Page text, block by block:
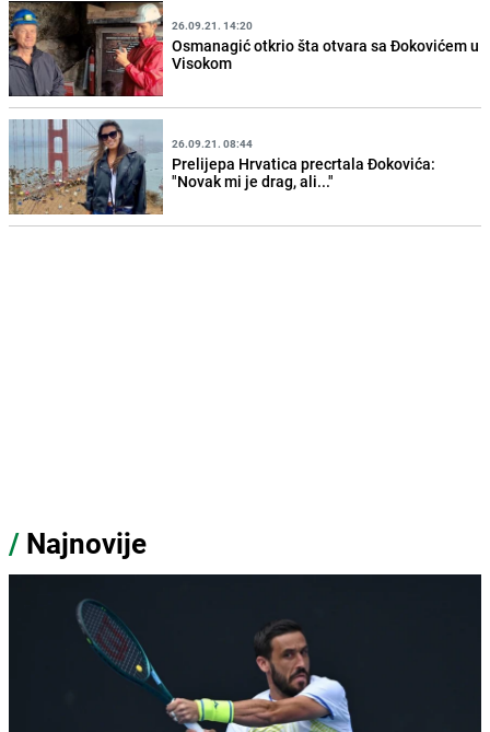
26.09.21. 14:20
Osmanagić otkrio šta otvara sa Đokovićem u
Visokom
26.09.21. 08:44
Prelijepa Hrvatica precrtala Đokovića:
"Novak mi je drag, ali..."
/ Najnovije